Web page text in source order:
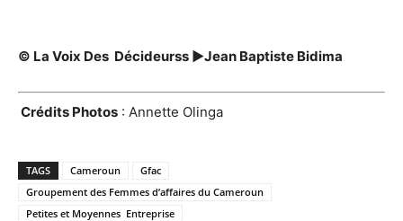
© La Voix Des Décideurss ►Jean Baptiste Bidima
Crédits Photos : Annette Olinga
TAGS Cameroun
Gfac
Groupement des Femmes d’affaires du Cameroun
Petites et Moyennes Entreprise